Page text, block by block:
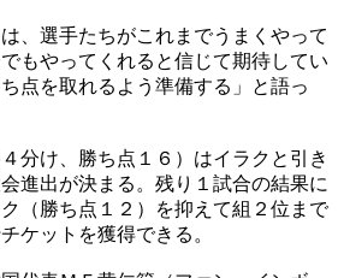
、選手たちがこれまでうまくやって
もやってくれると信じて期待してい
点を取れるよう準備する」と語っ
分け、勝ち点１６）はイラクと引き
進出が決まる。残り１試合の結果に
（勝ち点１２）を抑えて組２位まで
ケットを獲得できる。